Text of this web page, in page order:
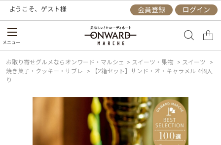
ようこそ、 ゲスト様 会員登録 ログイン
メニュー
お取り寄せグルメならオンワード・マルシェ > スイーツ・果物 > スイーツ
>
焼き菓子・クッキー・サブレ
>
【2箱セット】サンド・オ・キャラメル 4個入
り